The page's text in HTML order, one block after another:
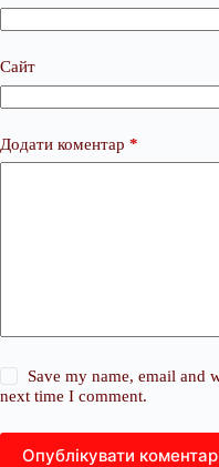
Сайт
Додати коментар *
Save my name, email and
next time I comment.
Опублікувати коментар